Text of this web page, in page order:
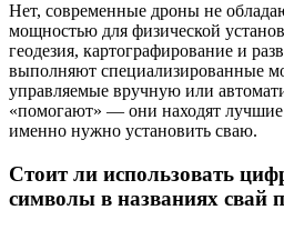
Нет, современные дроны не
мощностью для физической
геодезия, картографирование и
выполняют специализированные
управляемые вручную или
«помогают» — они находят лучшие
именно нужно установить сваю.
Стоит ли использовать
символы в названиях свай